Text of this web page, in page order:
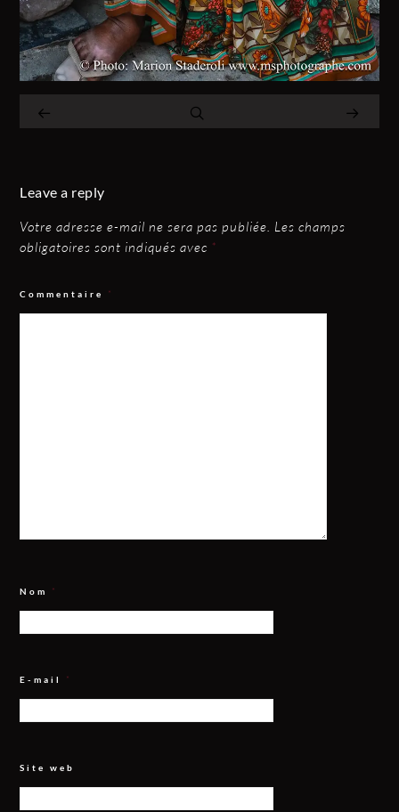
Leave a reply
Votre adresse e-mail ne sera pas publiée. Les champs
obligatoires sont indiqués avec *
Commentaire *
Nom *
E-mail *
Site web